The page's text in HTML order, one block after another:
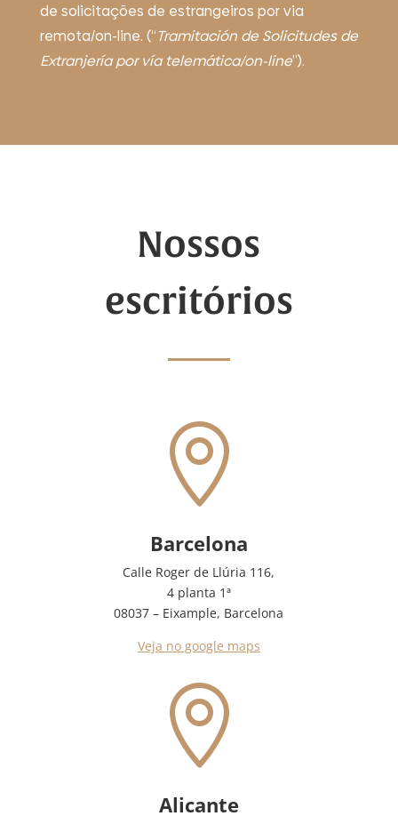
de solicitações de estrangeiros por via
remota/on-line. (“Tramitación de Solicitudes de
Extranjería por vía telemática/on-line”).
Nossos
escritórios

Barcelona
Calle Roger de Llúria 116,
4 planta 1ª
08037 – Eixample, Barcelona
Veja no google maps

Alicante